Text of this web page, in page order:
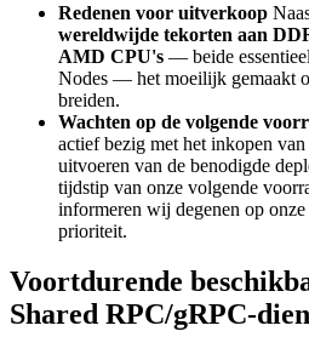
Redenen voor uitverkoop
wereldwijde tekorten aan
AMD CPU's — beide
Nodes — het moeilijk gemaakt
breiden.
Wachten op de volgende
actief bezig met het inkopen
uitvoeren van de benodigde
tijdstip van onze volgende
informeren wij degenen op
prioriteit.
Voortdurende
Shared RPC/gRPC-